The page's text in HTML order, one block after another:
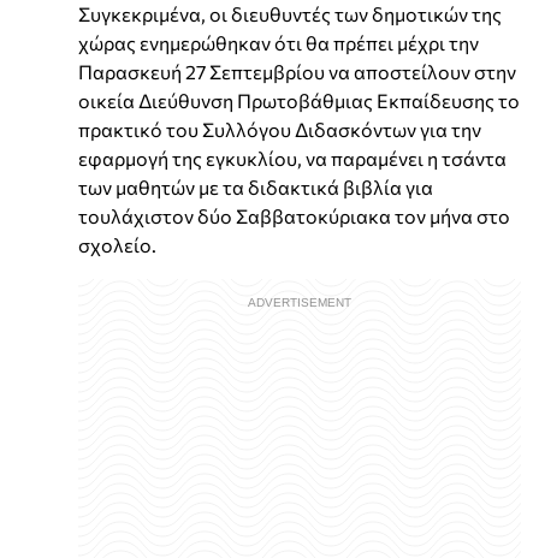
Συγκεκριμένα, οι διευθυντές των δημοτικών της
χώρας ενημερώθηκαν ότι θα πρέπει μέχρι την
Παρασκευή 27 Σεπτεμβρίου να αποστείλουν στην
οικεία Διεύθυνση Πρωτοβάθμιας Εκπαίδευσης το
πρακτικό του Συλλόγου Διδασκόντων για την
εφαρμογή της εγκυκλίου, να παραμένει η τσάντα
των μαθητών με τα διδακτικά βιβλία για
τουλάχιστον δύο Σαββατοκύριακα τον μήνα στο
σχολείο.